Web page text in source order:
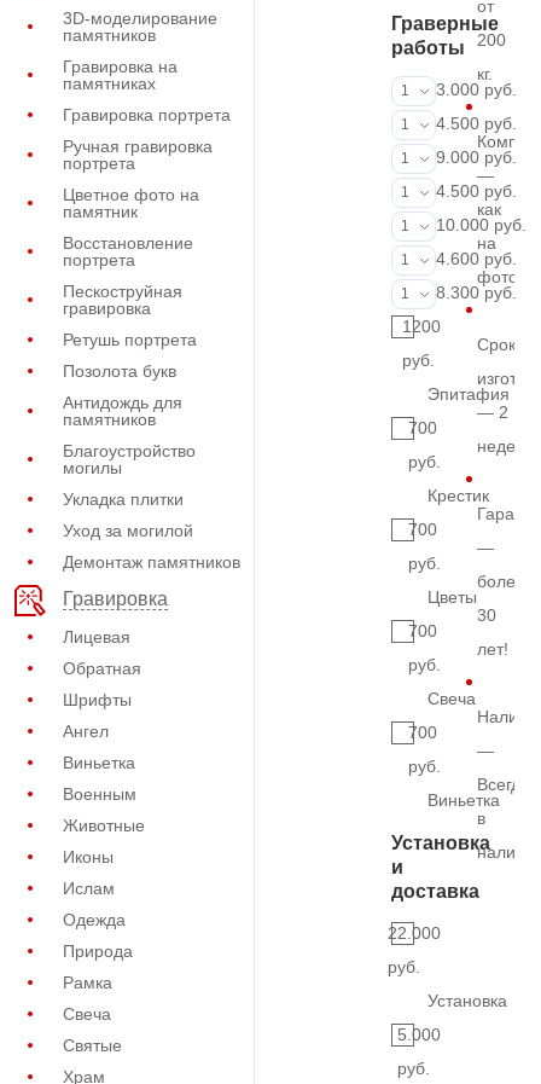
3D-моделирование
памятников
Гравировка на
памятниках
Гравировка портрета
Ручная гравировка
портрета
Цветное фото на
памятник
Восстановление
портрета
Пескоструйная
гравировка
Ретушь портрета
Позолота букв
Антидождь для
памятников
Благоустройство
могилы
Укладка плитки
Уход за могилой
Демонтаж памятников
Гравировка
Лицевая
Обратная
Шрифты
Ангел
Виньетка
Военным
Животные
Иконы
Ислам
Одежда
Природа
Рамка
Свеча
Святые
Храм
Граверные
работы
ФИО и даты
1
3.000 руб.
ФИО и даты
1
4.500 руб.
ФИО и даты
1
9.000 руб.
Портрет
1
4.500 руб.
Портрет
1
10.000 руб.
Фотокерамика
1
4.600 руб.
Фото на
1
8.300 руб.
1200
руб.
Эпитафия
700
руб.
Крестик
700
руб.
Цветы
700
руб.
Свеча
700
руб.
Виньетка
Установка
и
доставка
22.000
руб.
Установка
5.000
руб.
от
200
кг.
—
как
на
фото
Срок
— 2
недели
—
более
30
лет!
—
Всегда
в